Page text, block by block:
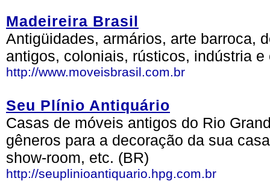
Madeireira Brasil
Antigüidades, armários, arte barroca,
antigos, coloniais, rústicos, indústria e
http://www.moveisbrasil.com.br
Seu Plínio Antiquário
Casas de móveis antigos do Rio
gêneros para a decoração da sua
show-room, etc. (BR)
http://seuplinioantiquario.hpg.com.br